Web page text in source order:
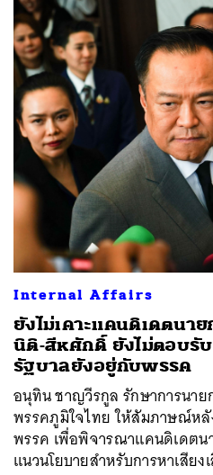
Internal Affairs
ยังไม่เคาะแคนดิเดตนา
นิติ-สีหศักดิ์ ยังไม่ตอบรั
รัฐบาลยังอยู่กับพรรค
อนุทิน ชาญวีรกูล รักษาการนาย
พรรคภูมิใจไทย ให้สัมภาษณ์ห
พรรค เพื่อพิจารณาแคนดิเดต
แนวนโยบายสำหรับการหาเสีย